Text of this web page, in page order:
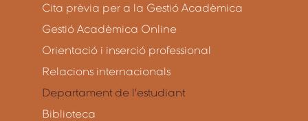
Cita prèvia per a la Gestió Acadèmica
Gestió Acadèmica Online
Orientació i inserció professional
Relacions internacionals
Departament de l'estudiant
Biblioteca